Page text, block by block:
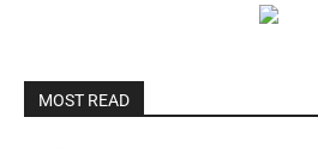
MOST READ